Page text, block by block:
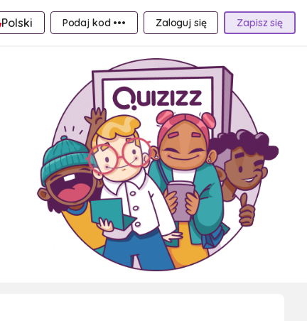
Polski Podaj kod ••• Zaloguj się Zapisz się